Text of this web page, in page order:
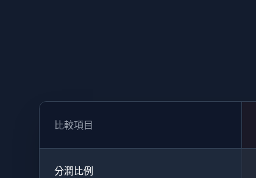
比較項目
分潤比例